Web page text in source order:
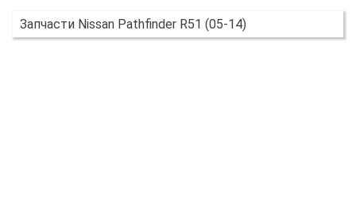
Запчасти Nissan Pathfinder R51 (05-14)